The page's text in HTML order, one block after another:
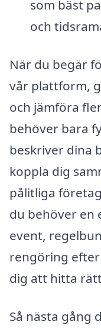
som bäst
och
När du begär
vår plattform,
och jämföra
behöver bara
beskriver dina
koppla dig
pålitliga
du behöver en
event,
rengöring
dig att hitta
Så nästa gång